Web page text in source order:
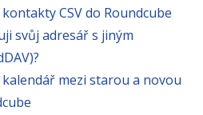
CSV do Roundcube
svůj adresář s jiným
mezi starou a novou